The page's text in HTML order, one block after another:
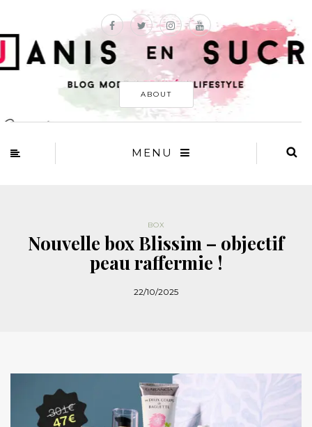
ABOUT
MENU
BOX
Nouvelle box Blissim – objectif
peau raffermie !
22/10/2025